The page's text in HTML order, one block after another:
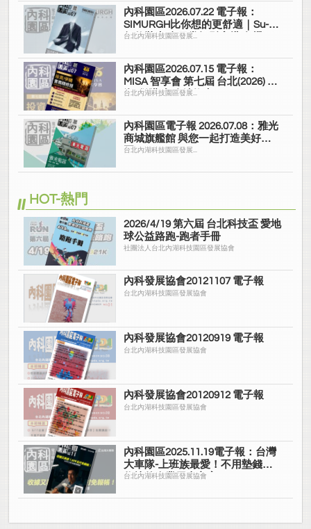
內科園區2026.07.22 電子報：
SIMURGH比你想的更舒適｜Su-Si
舒仕裝 都會日常輕鬆穿搭 免燙可
台北內湖科技園區發展...
內科園區2026.07.15 電子報：
MISA 智享會 第七屆 台北(2026) 投
資/併購 實務精修班
台北內湖科技園區發展...
內科園區電子報 2026.07.08：雅光
商城旗艦館 與您一起打造美好家
園
台北內湖科技園區發展...
HOT-熱門
2026/4/19 第六屆 台北科技盃 愛地
球公益路跑-跑者手冊
社團法人台北內湖科技園區發展協會
內科發展協會20121107 電子報
台北內湖科技園區發展協會
內科發展協會20120919 電子報
台北內湖科技園區發展協會
內科發展協會20120912 電子報
台北內湖科技園區發展協會
內科園區2025.11.19電子報：台灣
大車隊-上班族最愛！不用墊錢拿
收據的企業用車方案
台北內湖科技園區發展協會